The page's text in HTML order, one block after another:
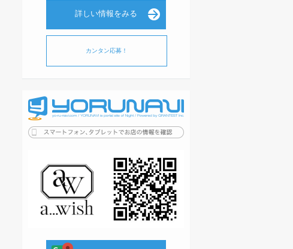
詳しい情報をみる
カンタン応募！